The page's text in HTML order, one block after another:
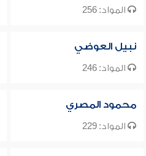
المواد: 256
نبيل العوضي
المواد: 246
محمود المصري
المواد: 229